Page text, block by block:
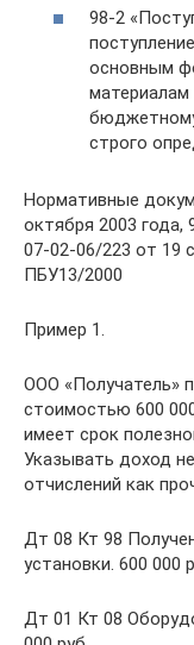
98-2
основным
материалам
строго
Нормативные
октября 2003 года,
07-02-06/223 от 19
ПБУ13/2000
Пример 1.
ООО «Получатель»
стоимостью 600
имеет срок
Указывать доход
отчислений как
Дт 08 Кт 98
установки. 600 000
Дт 01 Кт 08